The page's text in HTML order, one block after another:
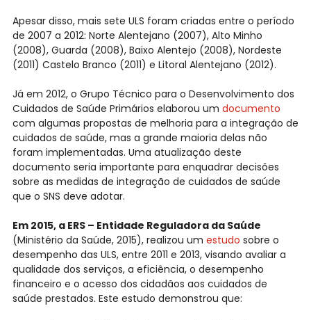
Apesar disso, mais sete ULS foram criadas entre o período
de 2007 a 2012: Norte Alentejano (2007), Alto Minho
(2008), Guarda (2008), Baixo Alentejo (2008), Nordeste
(2011) Castelo Branco (2011) e Litoral Alentejano (2012).
Já em 2012, o Grupo Técnico para o Desenvolvimento dos
Cuidados de Saúde Primários elaborou um documento
com algumas propostas de melhoria para a integração de
cuidados de saúde, mas a grande maioria delas não
foram implementadas. Uma atualização deste
documento seria importante para enquadrar decisões
sobre as medidas de integração de cuidados de saúde
que o SNS deve adotar.
Em 2015, a ERS – Entidade Reguladora da Saúde
(Ministério da Saúde, 2015), realizou um estudo sobre o
desempenho das ULS, entre 2011 e 2013, visando avaliar a
qualidade dos serviços, a eficiência, o desempenho
financeiro e o acesso dos cidadãos aos cuidados de
saúde prestados. Este estudo demonstrou que: